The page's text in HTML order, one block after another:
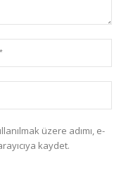
üzere adımı, e-
kaydet.